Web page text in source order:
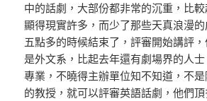
中的話劇，大部份都非常的沉重，比
顯得現實許多，而少了那些天真浪漫
五點多的時候結束了，評審開始講評
是外文系，比起去年還有劇場界的人
專業，不曉得主辦單位知不知道，不
的教授，就可以評審英語話劇，他們